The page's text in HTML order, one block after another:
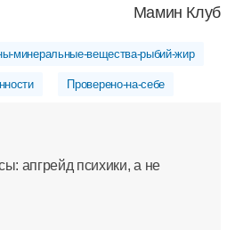
Мамин Клуб
минеральные-вещества-рыбий-жир
Проверено-на-себе